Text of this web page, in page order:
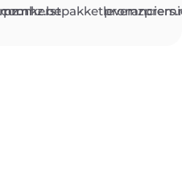
promz.be